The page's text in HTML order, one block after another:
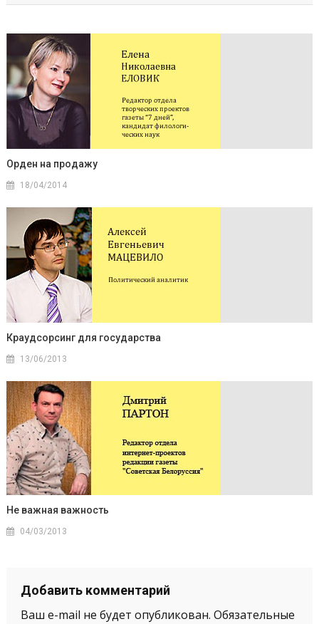
Орден на продажу
18/04/2014
Краудсорсинг для государства
13/06/2013
Не важная важность
04/03/2013
Добавить комментарий
Ваш e-mail не будет опубликован. Обязательные